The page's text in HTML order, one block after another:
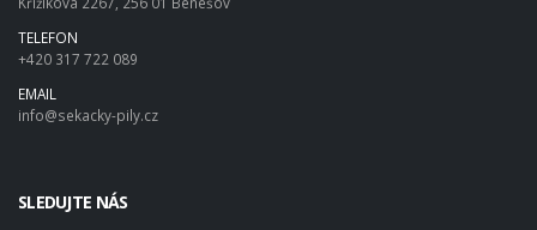
TELEFON
+420 317 722 089
EMAIL
info@sekacky-pily.cz
SLEDUJTE NÁS